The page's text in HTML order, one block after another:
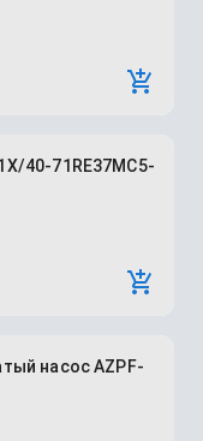
40-71RE37MC5-
насос AZPF-